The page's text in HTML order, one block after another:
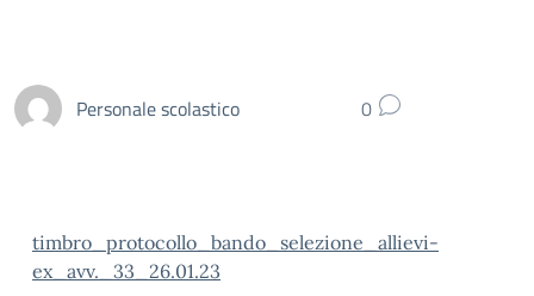
Personale scolastico 0
timbro_protocollo_bando_selezione_allievi-
ex_avv._33_26.01.23